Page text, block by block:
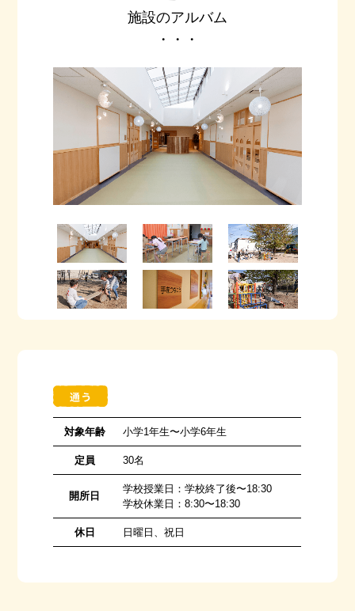
施設のアルバム
・・・
対象年齢 小学1年生〜小学6年生
定員 30名
開所日
学校授業日：学校終了後〜18:30
学校休業日：8:30〜18:30
休日 日曜日、祝日